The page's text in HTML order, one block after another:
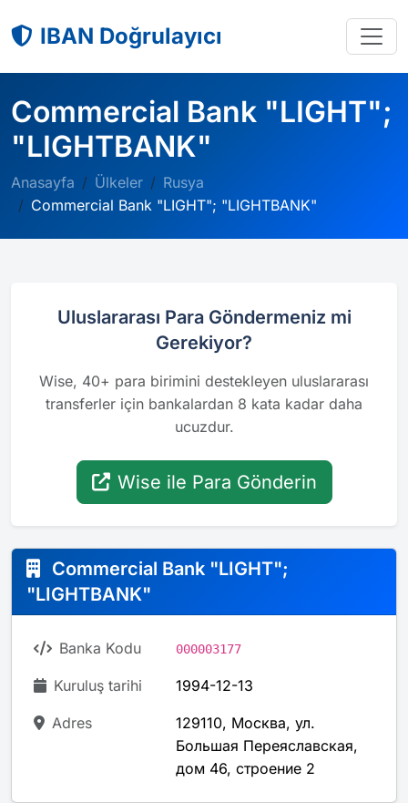
IBAN Doğrulayıcı
Commercial Bank "LIGHT";
"LIGHTBANK"
Anasayfa Ülkeler
Rusya
Commercial Bank "LIGHT"; "LIGHTBANK"
Uluslararası Para Göndermeniz mi
Gerekiyor?
Wise, 40+ para birimini destekleyen uluslararası
transferler için bankalardan 8 kata kadar daha
ucuzdur.
Wise ile Para Gönderin
Commercial Bank "LIGHT";
"LIGHTBANK"
Banka Kodu 000003177
Kuruluş tarihi 1994-12-13
Adres
129110, Москва, ул.
Большая Переяславская,
дом 46, строение 2